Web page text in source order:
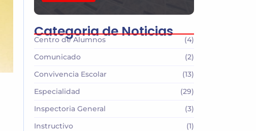
Categoria de Noticias
Centro de Alumnos
(4)
Comunicado
(2)
Convivencia Escolar
(13)
Especialidad
(29)
Inspectoria General
(3)
Instructivo
(1)